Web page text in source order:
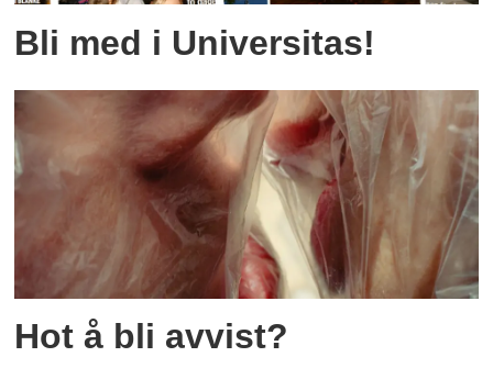
Bli med i Universitas!
Hot å bli avvist?